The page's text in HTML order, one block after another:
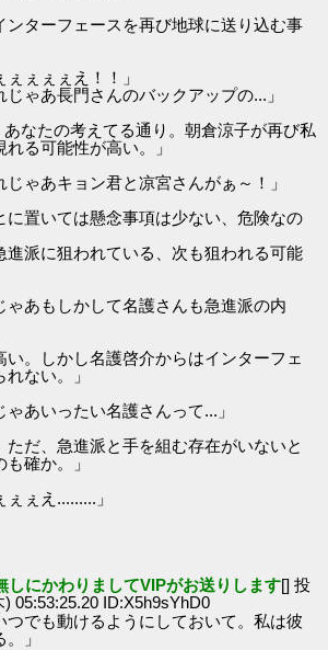
ンターフェースを再び地球に送り込む事
ぇぇぇえ！！」
ゃあ長門さんのバックアップの...」
なたの考えてる通り。朝倉涼子が再び私
る可能性が高い。」
ゃあキョン君と凉宮さんがぁ～！」
に置いては懸念事項は少ない、危険なの
進派に狙われている、次も狙われる可能
ゃあもしかして名護さんも急進派の内
い。しかし名護啓介からはインターフェ
ない。」
あいったい名護さんって...」
ただ、急進派と手を組む存在がいないと
確か。」
ぇえ.........」
しにかわりましてVIPがお送りします[] 投
05:53:25.20 ID:X5h9sYhD0
つでも動けるようにしておいて。私は彼
」